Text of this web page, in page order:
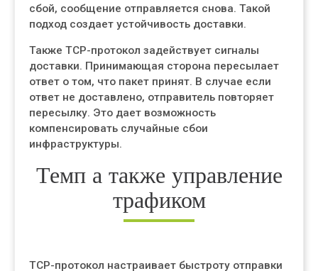
сбой, сообщение отправляется снова. Такой
подход создает устойчивость доставки.
Также TCP-протокол задействует сигналы
доставки. Принимающая сторона пересылает
ответ о том, что пакет принят. В случае если
ответ не доставлено, отправитель повторяет
пересылку. Это дает возможность
компенсировать случайные сбои
инфраструктуры.
Темп а также управление
трафиком
TCP-протокол настраивает быстроту отправки